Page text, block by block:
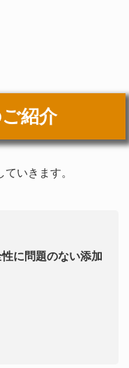
紹介
いきます。
に問題のない添加